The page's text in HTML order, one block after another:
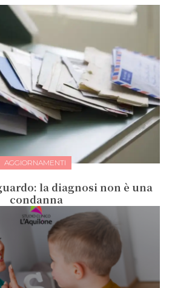
AGGIORNAMENTI
la diagnosi non è una
condanna